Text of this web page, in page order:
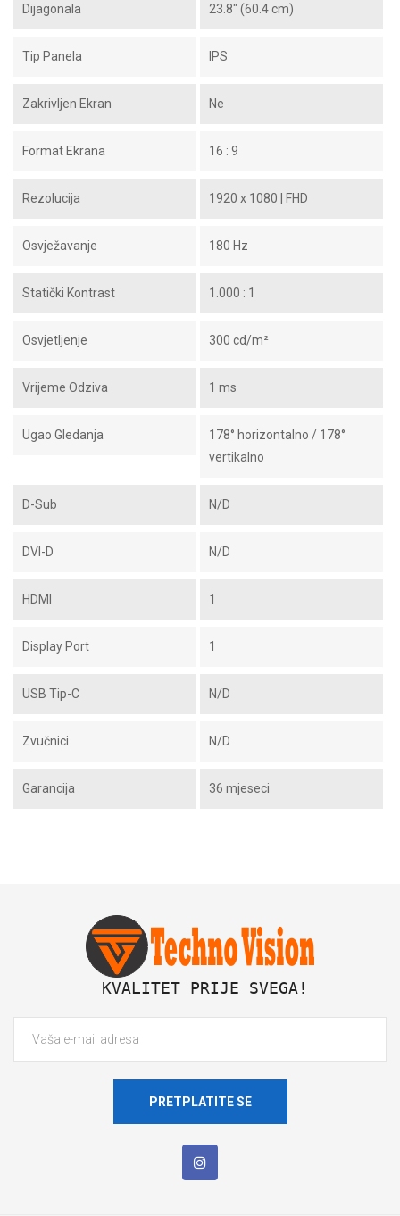
Dijagonala 23.8" (60.4 cm)
Tip Panela IPS
Zakrivljen Ekran Ne
Format Ekrana 16 : 9
Rezolucija 1920 x 1080 | FHD
Osvježavanje 180 Hz
Statički Kontrast 1.000 : 1
Osvjetljenje 300 cd/m²
Vrijeme Odziva 1 ms
Ugao Gledanja
178° horizontalno / 178°
vertikalno
D-Sub N/D
DVI-D N/D
HDMI 1
Display Port 1
USB Tip-C N/D
Zvučnici N/D
Garancija 36 mjeseci
KVALITET PRIJE SVEGA!
PRETPLATITE SE